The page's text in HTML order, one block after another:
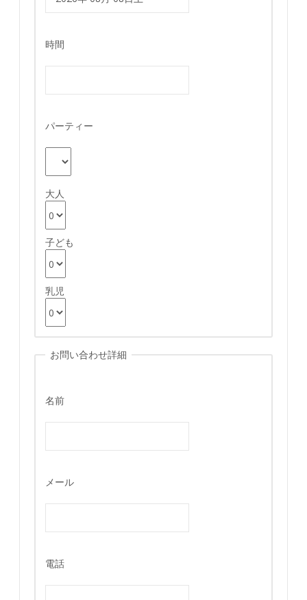
時間
パーティー
大人
子ども
乳児
お問い合わせ詳細
名前
メール
電話